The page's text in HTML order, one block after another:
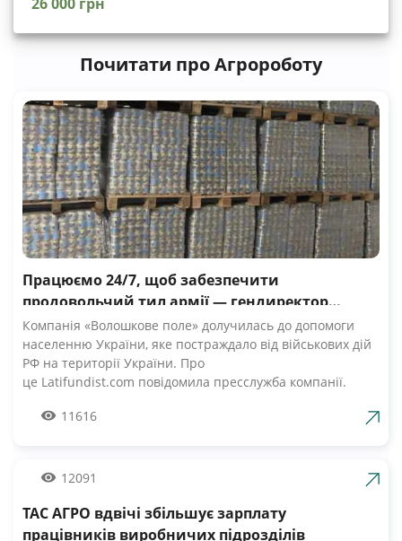
Почитати про Агророботу
Працюємо 24/7, щоб забезпечити
продовольчий тил армії — гендиректор
компанії Волошкове поле
Компанія «Волошкове поле» долучилась до допомоги
населенню України, яке постраждало від військових дій
РФ на території України. Про
це Latifundist.com повідомила пресслужба компанії.
Вже шосту добу наші Збройні Сили героїчно стримують
армії», — зазначив Андрій Табалов, генеральний
Компанія «Волошкове поле» вже відправила понад 10 т
молока для забезпечення біженців та тероборони в
11616
12091
ТАС АГРО вдвічі збільшує зарплату
працівників виробничих підрозділів